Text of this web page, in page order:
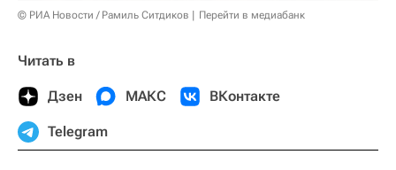
© РИА Новости / Рамиль Ситдиков Перейти в медиабанк
Читать в
Дзен МАКС ВКонтакте
Telegram